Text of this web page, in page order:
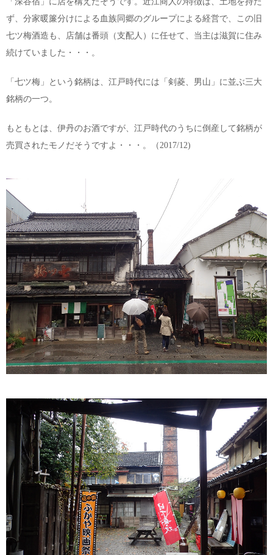
ず、分家暖簾分けによる血族同郷のグループによる経営で、この旧
七ツ梅酒造も、店舗は番頭（支配人）に任せて、当主は滋賀に住み
続けていました・・・。
「七ツ梅」という銘柄は、江戸時代には「剣菱、男山」に並ぶ三大
銘柄の一つ。
もともとは、伊丹のお酒ですが、江戸時代のうちに倒産して銘柄が
売買されたモノだそうですよ・・・。（2017/12)